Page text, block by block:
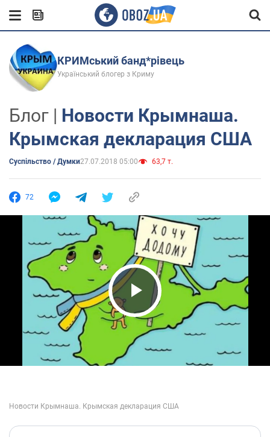
КРИМський банд*рівець
Український блогер з Криму
Блог | Новости Крымнаша.
Крымская декларация США
Суспільство / Думки27.07.2018 05:00 63,7 т.
72
Play Video